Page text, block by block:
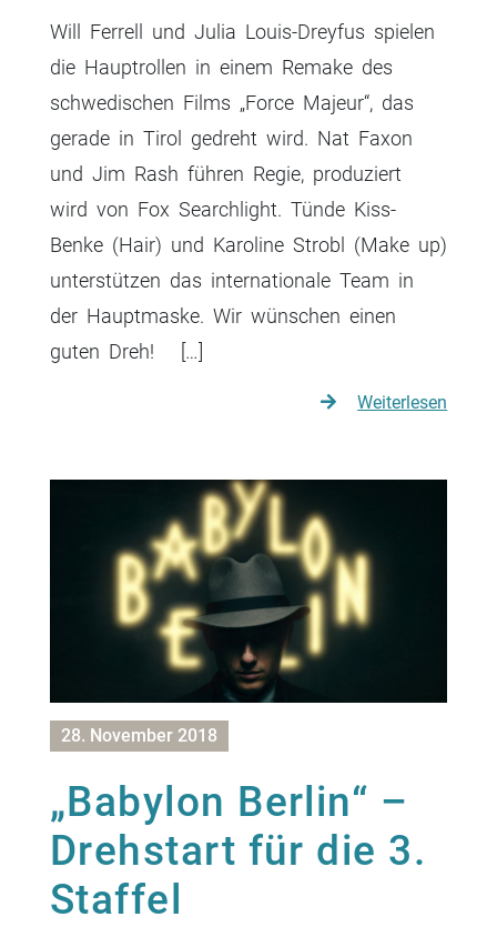
Will Ferrell und Julia Louis-Dreyfus spielen
die Hauptrollen in einem Remake des
schwedischen Films „Force Majeur“, das
gerade in Tirol gedreht wird. Nat Faxon
und Jim Rash führen Regie, produziert
wird von Fox Searchlight. Tünde Kiss-
Benke (Hair) und Karoline Strobl (Make up)
unterstützen das internationale Team in
der Hauptmaske. Wir wünschen einen
guten Dreh! […]
Weiterlesen
28. November 2018
„Babylon Berlin“ –
Drehstart für die 3.
Staffel